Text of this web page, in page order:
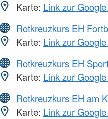
Karte: Link zur
Rotkreuzkurs EH
Karte: Link zur
Rotkreuzkurs EH
Karte: Link zur
Rotkreuzkurs EH am
Karte: Link zur